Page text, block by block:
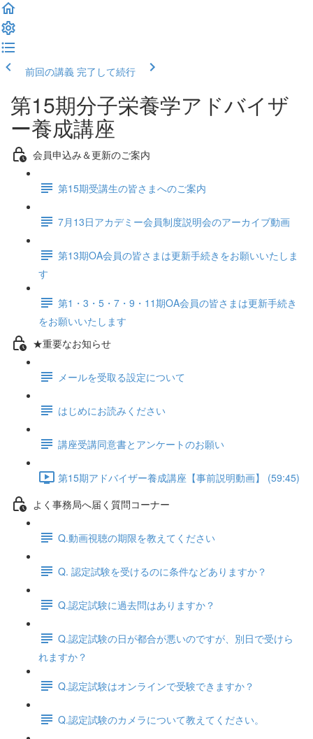
前回の講義 完了して続行
第15期分子栄養学アドバイザ
ー養成講座
会員申込み＆更新のご案内
第15期受講生の皆さまへのご案内
7月13日アカデミー会員制度説明会のアーカイブ動画
第13期OA会員の皆さまは更新手続きをお願いいたしま
す
第1・3・5・7・9・11期OA会員の皆さまは更新手続き
をお願いいたします
★重要なお知らせ
メールを受取る設定について
はじめにお読みください
講座受講同意書とアンケートのお願い
第15期アドバイザー養成講座【事前説明動画】 (59:45)
よく事務局へ届く質問コーナー
Q.動画視聴の期限を教えてください
Q. 認定試験を受けるのに条件などありますか？
Q.認定試験に過去問はありますか？
Q.認定試験の日が都合が悪いのですが、別日で受けら
れますか？
Q.認定試験はオンラインで受験できますか？
Q.認定試験のカメラについて教えてください。